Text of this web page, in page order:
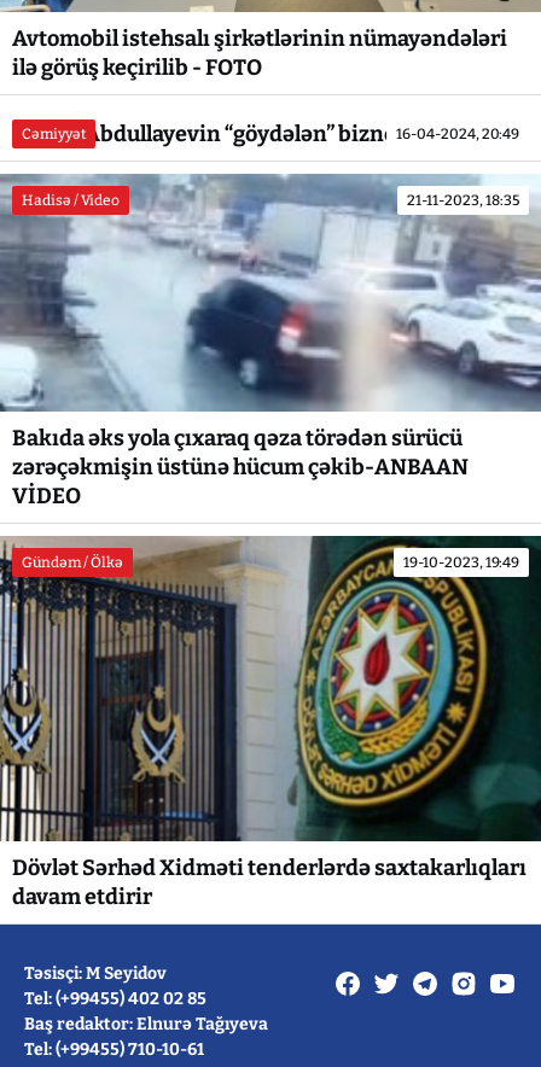
Avtomobil istehsalı şirkətlərinin nümayəndələri
ilə görüş keçirilib - FOTO
Cəmiyyət 16-04-2024, 20:49
Ramin Abdullayevin “göydələn” biznesi
Hadisə / Video 21-11-2023, 18:35
Bakıda əks yola çıxaraq qəza törədən sürücü
zərəçəkmişin üstünə hücum çəkib-ANBAAN
VİDEO
Gündəm / Ölkə 19-10-2023, 19:49
Dövlət Sərhəd Xidməti tenderlərdə saxtakarlıqları
davam etdirir
Təsisçi: M Seyidov
Tel: (+99455) 402 02 85
Baş redaktor: Elnurə Tağıyeva
Tel: (+99455) 710-10-61